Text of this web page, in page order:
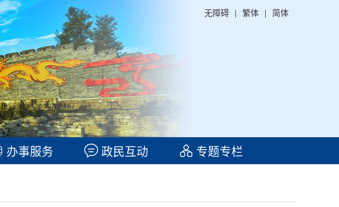
无障碍 繁体 简体
办事服务 政民互动 专题专栏